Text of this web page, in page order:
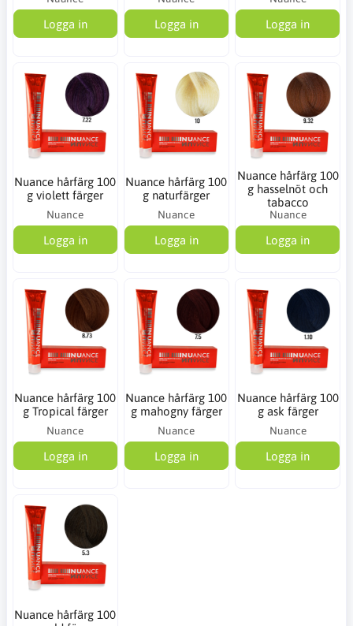
Logga in Logga in Logga in
Nuance hårfärg 100
g violett färger
Nuance
Logga in
Nuance hårfärg 100
g naturfärger
Nuance
Logga in
Nuance hårfärg 100
g hasselnöt och
tabacco
Nuance
Logga in
Nuance hårfärg 100
g Tropical färger
Nuance
Logga in
Nuance hårfärg 100
g mahogny färger
Nuance
Logga in
Nuance hårfärg 100
g ask färger
Nuance
Logga in
Nuance hårfärg 100